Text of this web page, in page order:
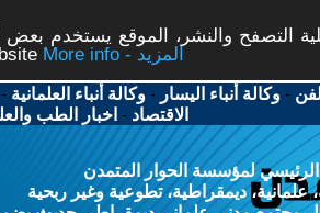
التصفح والنشر، الموقع يستخدم بعض
More info - المزيد
-وكالة أنباء اليسار -وكالة أنباء العلمانية
الاقتصاد - اخبار الطب
الرئيسي لمؤسسة الحوار المتمدن
علمانية، ديمقراطية، تطوعية وغير ربحية